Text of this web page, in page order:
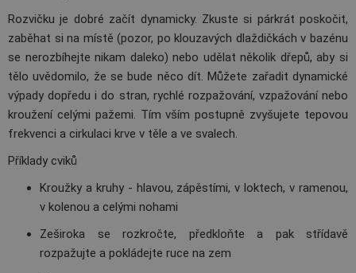
Rozvičku je dobré začít dynamicky. Zkuste si párkrát poskočit,
zaběhat si na místě (pozor, po klouzavých dlaždičkách v bazénu
se nerozbíhejte nikam daleko) nebo udělat několik dřepů, aby si
tělo uvědomilo, že se bude něco dít. Můžete zařadit dynamické
výpady dopředu i do stran, rychlé rozpažování, vzpažování nebo
kroužení celými pažemi. Tím vším postupně zvyšujete tepovou
frekvenci a cirkulaci krve v těle a ve svalech.
Příklady cviků
Kroužky a kruhy - hlavou, zápěstími, v loktech, v ramenou,
v kolenou a celými nohami
Zeširoka se rozkročte, předkloňte a pak střídavě
rozpažujte a pokládejte ruce na zem